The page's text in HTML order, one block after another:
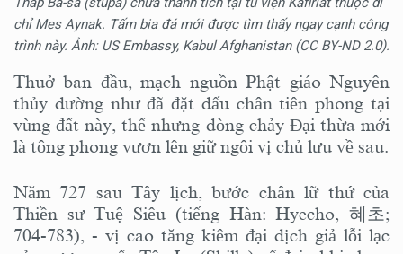
chỉ Mes Aynak. Tấm bia đá mới được tìm thấy ngay cạnh công
trình này. Ảnh: US Embassy, Kabul Afghanistan (CC BY-ND 2.0).
Thuở ban đầu, mạch nguồn Phật giáo Nguyên
thủy dường như đã đặt dấu chân tiên phong tại
vùng đất này, thế nhưng dòng chảy Đại thừa mới
là tông phong vươn lên giữ ngôi vị chủ lưu về sau.
Năm 727 sau Tây lịch, bước chân lữ thứ của
Thiền sư Tuệ Siêu (tiếng Hàn: Hyecho, 혜초;
704-783), - vị cao tăng kiêm đại dịch giả lỗi lạc